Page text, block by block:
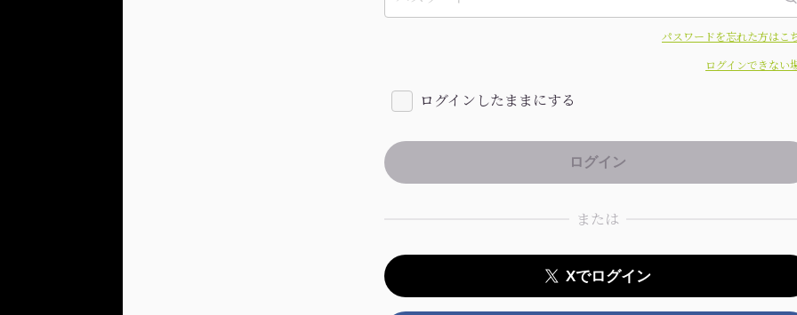
パスワードを忘れた方はこ
ログインできない
ログインしたままにする
または
Xでログイン